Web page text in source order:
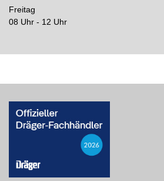
Freitag
08 Uhr - 12 Uhr